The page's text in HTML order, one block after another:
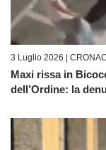
3 Luglio 2026 |
Maxi rissa in
dell’Ordine: la